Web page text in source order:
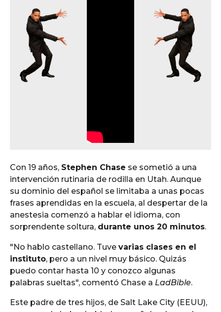
Con 19 años, Stephen Chase se sometió a una
intervención rutinaria de rodilla en Utah. Aunque
su dominio del español se limitaba a unas pocas
frases aprendidas en la escuela, al despertar de la
anestesia comenzó a hablar el idioma, con
sorprendente soltura, durante unos 20 minutos.
"No hablo castellano. Tuve varias clases en el
instituto, pero a un nivel muy básico. Quizás
puedo contar hasta 10 y conozco algunas
palabras sueltas", comentó Chase a LadBible.
Este padre de tres hijos, de Salt Lake City (EEUU),